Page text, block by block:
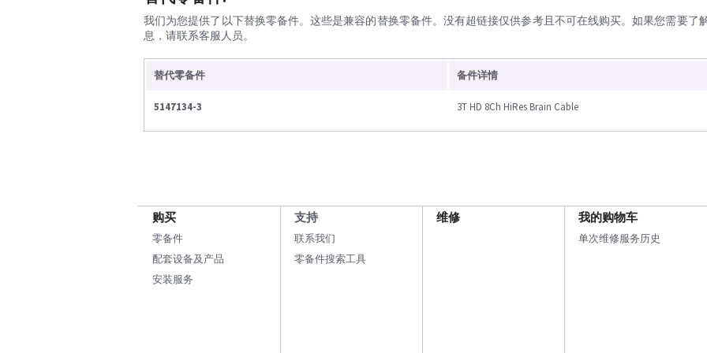
我们为您提供了以下替换零备件。这些是兼容的替换零备件。没有超链接仅供参考且不可在线购买。如果您需要了
息，请联系客服人员。
替代零备件 备件详情
5147134-3 3T HD 8Ch HiRes Brain Cable
购买
零备件
配套设备及产品
安装服务
支持
联系我们
零备件搜索工具
维修 我的购物车
单次维修服务历史